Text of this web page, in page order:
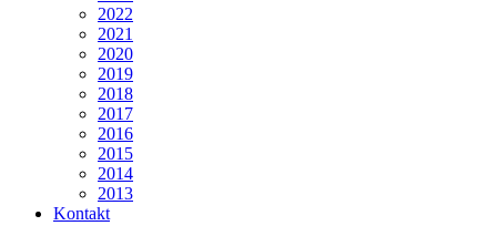
2022
2021
2020
2019
2018
2017
2016
2015
2014
2013
Kontakt